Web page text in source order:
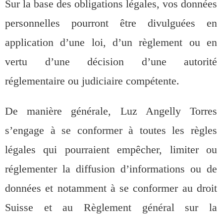
Sur la base des obligations légales, vos données
personnelles pourront être divulguées en
application d’une loi, d’un règlement ou en
vertu d’une décision d’une autorité
réglementaire ou judiciaire compétente.
De manière générale, Luz Angelly Torres
s’engage à se conformer à toutes les règles
légales qui pourraient empêcher, limiter ou
réglementer la diffusion d’informations ou de
données et notamment à se conformer au droit
Suisse et au Règlement général sur la